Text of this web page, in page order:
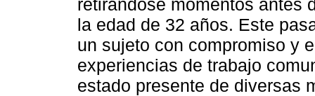
retirándose momentos antes
la edad de 32 años. Este
un sujeto con compromiso y
experiencias de trabajo
estado presente de diversas